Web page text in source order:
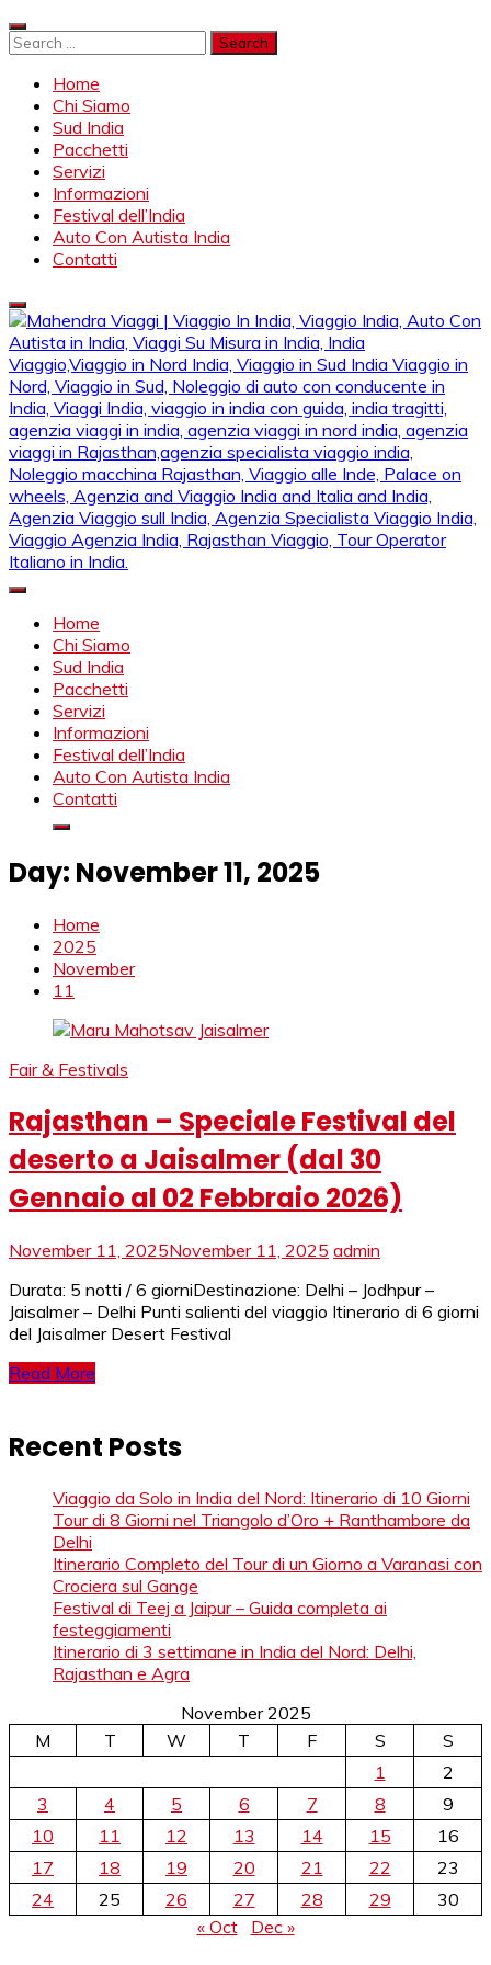
Skip
to
Search
Home
Chi Siamo
Sud India
Pacchetti
Servizi
Informazioni
Festival dell’India
Auto Con Autista India
Contatti
Autista in India, Viaggi Su Misura in India, India Viaggio,Viaggio
in Nord India, Viaggio in Sud India Viaggio in Nord, Viaggio in
Sud, Noleggio di auto con conducente in India, Viaggi India,
viaggio in india con guida, india tragitti, agenzia viaggi in india,
agenzia viaggi in nord india, agenzia viaggi in
Rajasthan,agenzia specialista viaggio india, Noleggio
macchina Rajasthan, Viaggio alle Inde, Palace on wheels,
Agenzia and Viaggio India and Italia and India, Agenzia
Viaggio sull India, Agenzia Specialista Viaggio India, Viaggio
Agenzia India, Rajasthan Viaggio, Tour Operator Italiano in
Home
Chi Siamo
Sud India
Pacchetti
Servizi
Informazioni
Festival dell’India
Auto Con Autista India
Contatti
Day: November 11, 2025
Home
2025
November
11
Fair & Festivals
Rajasthan – Speciale Festival del
deserto a Jaisalmer (dal 30
Gennaio al 02 Febbraio 2026)
November 11, 2025November 11, 2025 admin
Durata: 5 notti / 6 giorniDestinazione: Delhi – Jodhpur –
Jaisalmer – Delhi Punti salienti del viaggio Itinerario di 6 giorni
del Jaisalmer Desert Festival
Read More
Recent Posts
Viaggio da Solo in India del Nord: Itinerario di 10 Giorni
Tour di 8 Giorni nel Triangolo d’Oro + Ranthambore da
Delhi
Itinerario Completo del Tour di un Giorno a Varanasi con
Crociera sul Gange
Festival di Teej a Jaipur – Guida completa ai
festeggiamenti
Itinerario di 3 settimane in India del Nord: Delhi,
Rajasthan e Agra
November 2025
M
T W T F S
S
1
2
3
4 5 6 7 8
9
10
11 12 13 14 15
16
17
18 19 20 21 22
23
24
25 26 27 28 29
30
« Oct
Dec »